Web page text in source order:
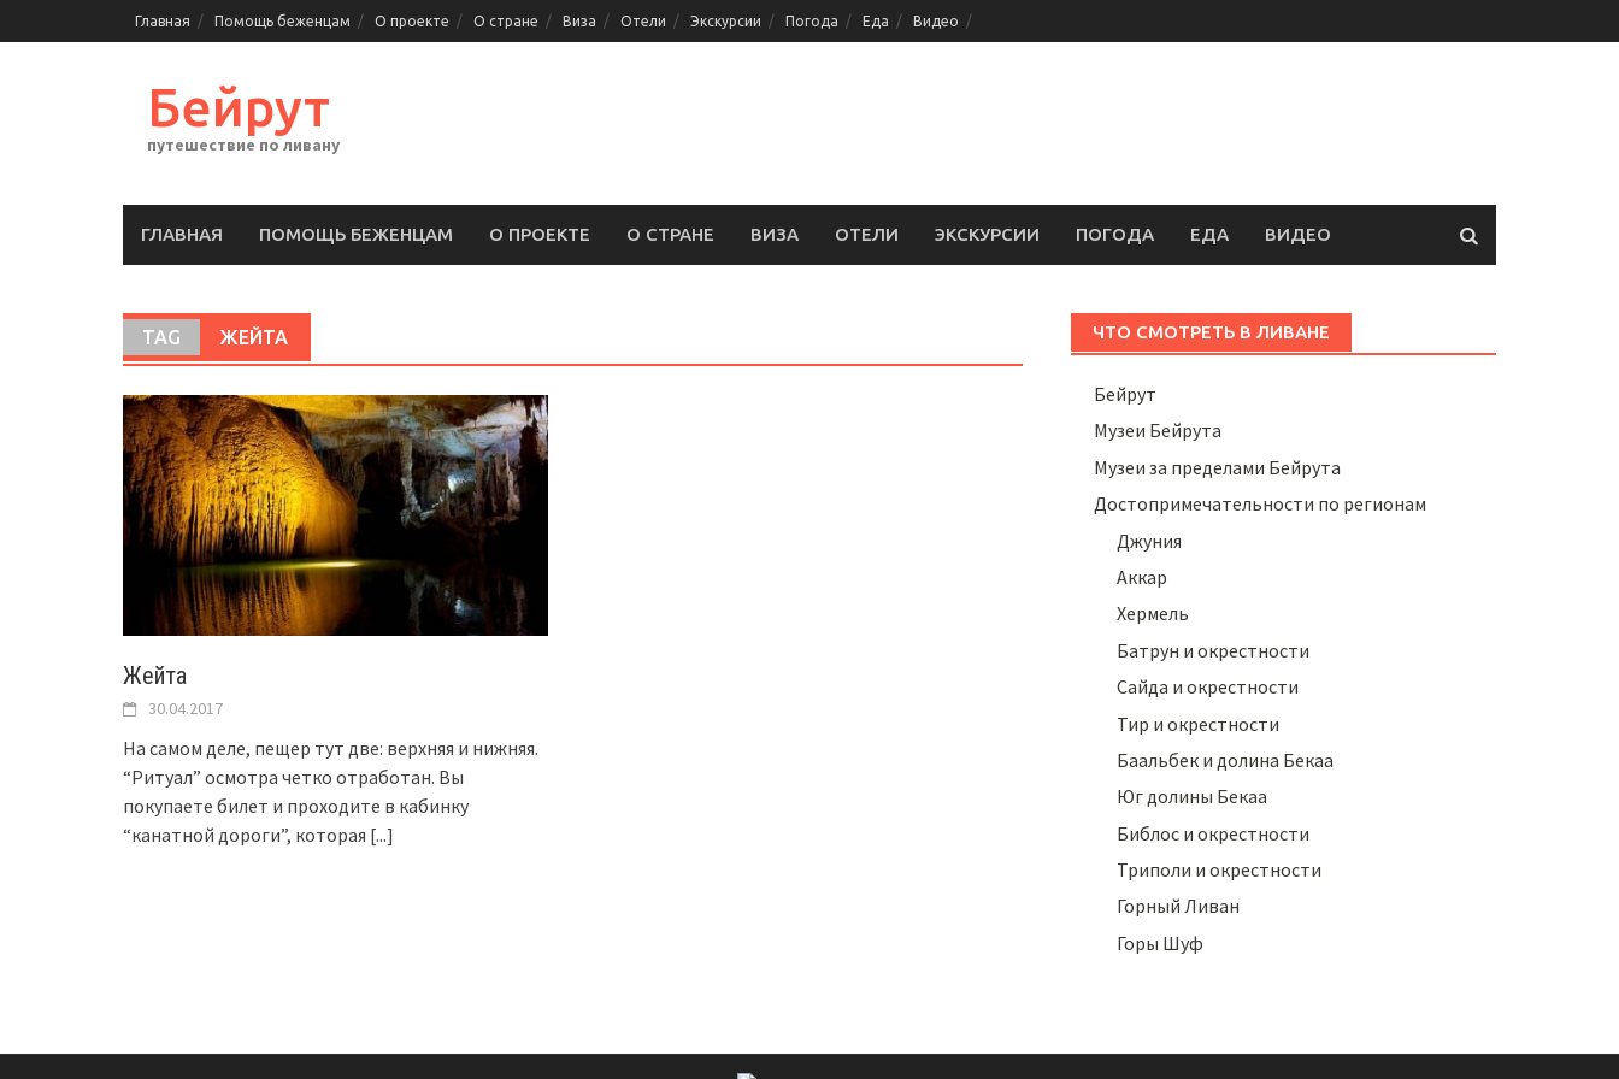
к
Главная Помощь беженцам О проекте О стране Виза Отели Экскурсии Погода Еда Видео
Бейрут
путешествие по ливану
ГЛАВНАЯ ПОМОЩЬ БЕЖЕНЦАМ О ПРОЕКТЕ О СТРАНЕ ВИЗА ОТЕЛИ ЭКСКУРСИИ ПОГОДА ЕДА ВИДЕО
TAG ЖЕЙТА
Жейта
30.04.2017
На самом деле, пещер тут две: верхняя и нижняя.
“Ритуал” осмотра четко отработан. Вы
покупаете билет и проходите в кабинку
“канатной дороги”, которая [...]
ЧТО СМОТРЕТЬ В ЛИВАНЕ
Бейрут
Музеи Бейрута
Музеи за пределами Бейрута
Достопримечательности по регионам
Джуния
Аккар
Хермель
Батрун и окрестности
Сайда и окрестности
Тир и окрестности
Баальбек и долина Бекаа
Юг долины Бекаа
Библос и окрестности
Триполи и окрестности
Горный Ливан
Горы Шуф